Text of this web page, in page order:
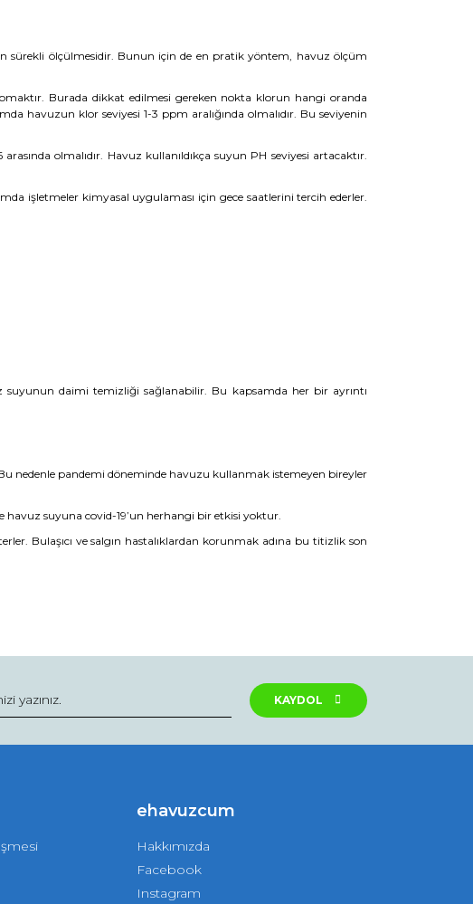
sürekli ölçülmesidir. Bunun için de en pratik yöntem, havuz ölçüm
Burada dikkat edilmesi gereken nokta klorun hangi oranda
havuzun klor seviyesi 1-3 ppm aralığında olmalıdır. Bu seviyenin
olmalıdır. Havuz kullanıldıkça suyun PH seviyesi artacaktır.
işletmeler kimyasal uygulaması için gece saatlerini tercih ederler.
suyunun daimi temizliği sağlanabilir. Bu kapsamda her bir ayrıntı
nedenle pandemi döneminde havuzu kullanmak istemeyen bireyler
havuz suyuna covid-19’un herhangi bir etkisi yoktur.
Bulaşıcı ve salgın hastalıklardan korunmak adına bu titizlik son
KAYDOL
ehavuzcum
Hakkımızda
Facebook
Instagram